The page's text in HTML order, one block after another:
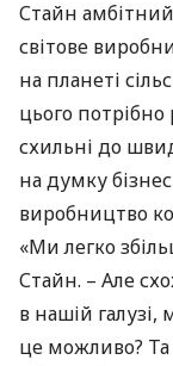
Стайн
світове
на планеті
цього
схильні до
на думку
виробництво
«Ми легко
Стайн. – Але
в нашій галузі,
це можливо?